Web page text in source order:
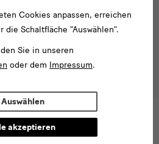
Cookies anpassen, erreichen
die Schaltfläche "Auswählen".
Sie in unseren
oder dem Impressum.
Auswählen
akzeptieren
abonnieren*
Kunstsammlungen